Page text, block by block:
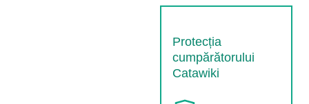
Protecția
cumpărătorului
Catawiki